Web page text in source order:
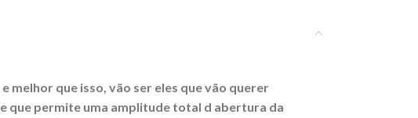
melhor que isso, vão ser eles que vão querer
que permite uma amplitude total d abertura da